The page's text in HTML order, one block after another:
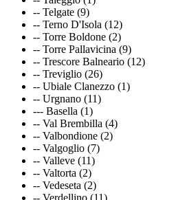
-- Telgate (9)
-- Terno D'Isola (12)
-- Torre Boldone (2)
-- Torre Pallavicina (9)
-- Trescore Balneario (12)
-- Treviglio (26)
-- Ubiale Clanezzo (1)
-- Urgnano (11)
--- Basella (1)
-- Val Brembilla (4)
-- Valbondione (2)
-- Valgoglio (7)
-- Valleve (11)
-- Valtorta (2)
-- Vedeseta (2)
-- Verdellino (11)